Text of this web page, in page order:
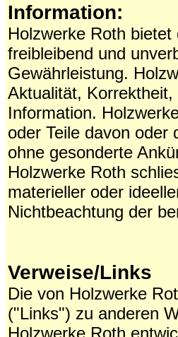
Information:
Holzwerke Roth
freibleibend und
Gewährleistung.
Aktualität,
Information.
oder Teile davon oder
ohne gesonderte
Holzwerke Roth
materieller oder
Nichtbeachtung der
Verweise/Links
Die von Holzwerke
("Links") zu anderen
Holzwerke Roth